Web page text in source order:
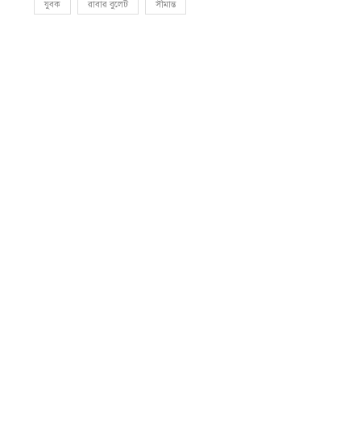
যুবক রাবার বুলেট সীমান্ত